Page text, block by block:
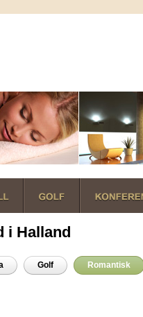
i Halland
Golf Romantisk